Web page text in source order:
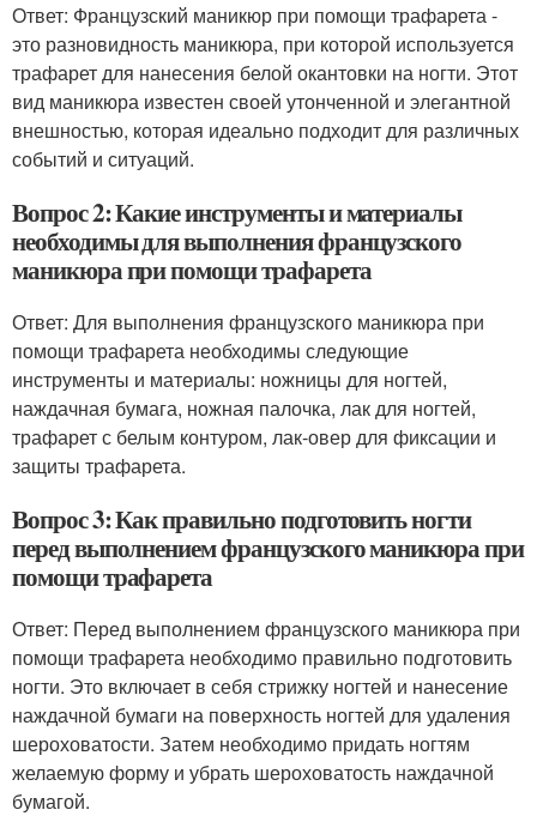
Ответ: Французский маникюр при помощи трафарета -
это разновидность маникюра, при которой используется
трафарет для нанесения белой окантовки на ногти. Этот
вид маникюра известен своей утонченной и элегантной
внешностью, которая идеально подходит для различных
событий и ситуаций.
Вопрос 2: Какие инструменты и материалы
необходимы для выполнения французского
маникюра при помощи трафарета
Ответ: Для выполнения французского маникюра при
помощи трафарета необходимы следующие
инструменты и материалы: ножницы для ногтей,
наждачная бумага, ножная палочка, лак для ногтей,
трафарет с белым контуром, лак-овер для фиксации и
защиты трафарета.
Вопрос 3: Как правильно подготовить ногти
перед выполнением французского маникюра при
помощи трафарета
Ответ: Перед выполнением французского маникюра при
помощи трафарета необходимо правильно подготовить
ногти. Это включает в себя стрижку ногтей и нанесение
наждачной бумаги на поверхность ногтей для удаления
шероховатости. Затем необходимо придать ногтям
желаемую форму и убрать шероховатость наждачной
бумагой.